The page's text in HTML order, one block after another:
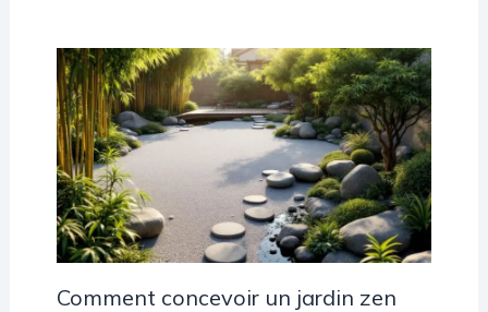
Comment concevoir un jardin zen